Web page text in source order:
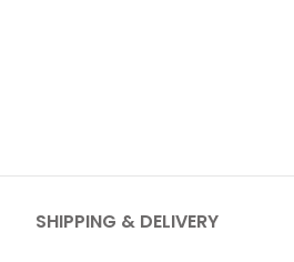
SHIPPING & DELIVERY